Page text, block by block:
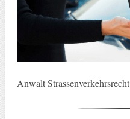
Anwalt Strassenverkehrsrecht